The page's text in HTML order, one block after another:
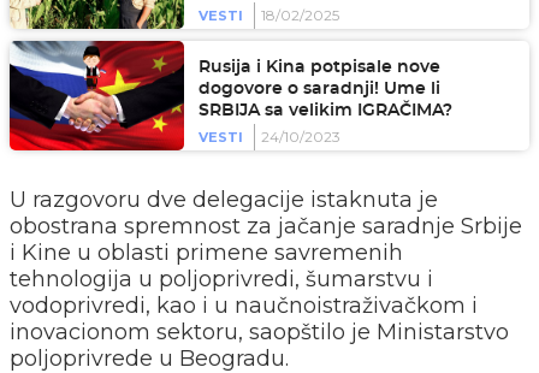
VESTI
18/02/2025
Rusija i Kina potpisale nove
dogovore o saradnji! Ume li
SRBIJA sa velikim IGRAČIMA?
VESTI
24/10/2023
U razgovoru dve delegacije istaknuta je
obostrana spremnost za jačanje saradnje Srbije
i Kine u oblasti primene savremenih
tehnologija u poljoprivredi, šumarstvu i
vodoprivredi, kao i u naučnoistraživačkom i
inovacionom sektoru, saopštilo je Ministarstvo
poljoprivrede u Beogradu.